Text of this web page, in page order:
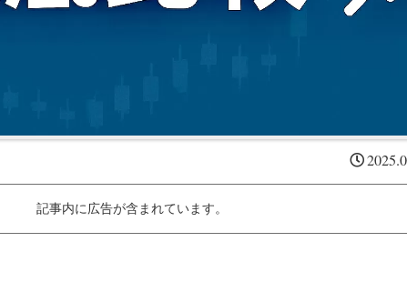
記事内に広告が含まれています。